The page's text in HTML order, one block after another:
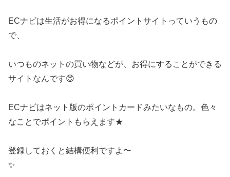
ECナビは生活がお得になるポイントサイトっていうもの
で、
いつものネットの買い物などが、お得にすることができる
サイトなんです😊
ECナビはネット版のポイントカードみたいなもの。色々
なことでポイントもらえます★
登録しておくと結構便利ですよ〜
✨